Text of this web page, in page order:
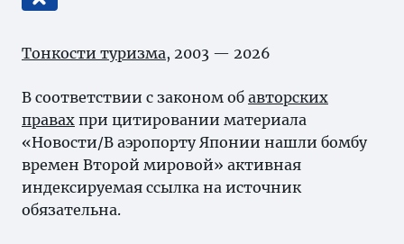
Тонкости туризма, 2003 — 2026
В соответствии с законом об авторских
правах при цитировании материала
«Новости/В аэропорту Японии нашли бомбу
времен Второй мировой» активная
индексируемая ссылка на источник
обязательна.